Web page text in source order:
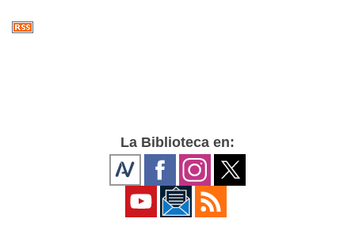
La Biblioteca en: